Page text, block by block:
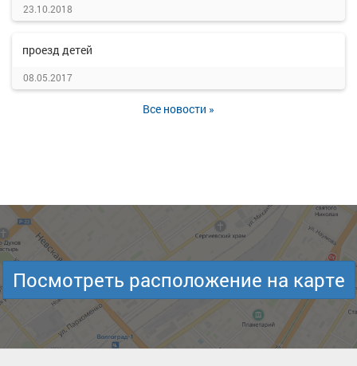
23.10.2018
проезд детей
08.05.2017
Все новости »
Посмотреть расположение на карте